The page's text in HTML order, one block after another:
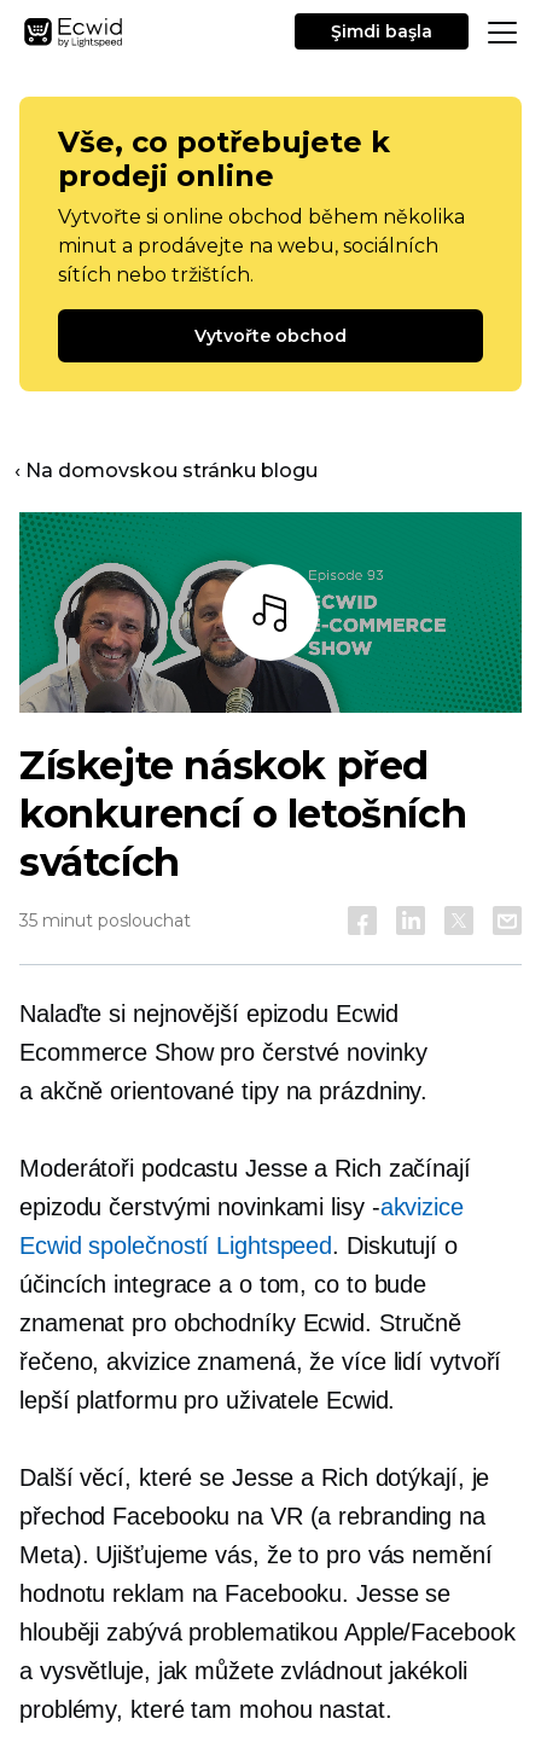
Şimdi başla
Vše, co potřebujete k
prodeji online
Vytvořte si online obchod během několika
minut a prodávejte na webu, sociálních
sítích nebo tržištích.
Vytvořte obchod
‹ Na domovskou stránku blogu
Poslouchat
Získejte náskok před
konkurencí o letošních
svátcích
35 minut poslouchat
Nalaďte si nejnovější epizodu Ecwid
Ecommerce Show pro čerstvé novinky
a akčně orientované tipy na prázdniny.
Moderátoři podcastu Jesse a Rich začínají
epizodu čerstvými novinkami lisy -akvizice
Ecwid společností Lightspeed. Diskutují o
účincích integrace a o tom, co to bude
znamenat pro obchodníky Ecwid. Stručně
řečeno, akvizice znamená, že více lidí vytvoří
lepší platformu pro uživatele Ecwid.
Další věcí, které se Jesse a Rich dotýkají, je
přechod Facebooku na VR (a rebranding na
Meta). Ujišťujeme vás, že to pro vás nemění
hodnotu reklam na Facebooku. Jesse se
hlouběji zabývá problematikou Apple/Facebook
a vysvětluje, jak můžete zvládnout jakékoli
problémy, které tam mohou nastat.